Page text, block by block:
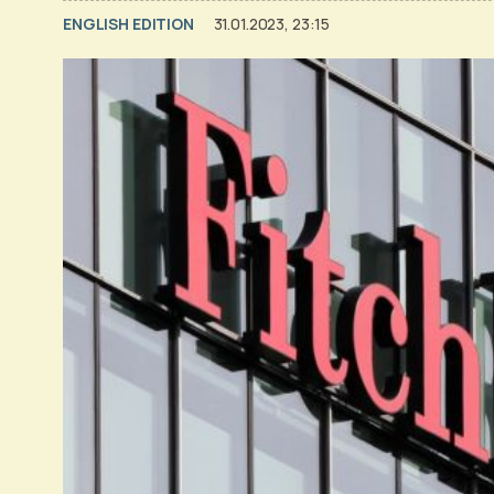
ENGLISH EDITION 31.01.2023, 23:15